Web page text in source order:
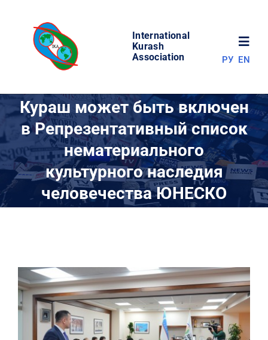
content
International
Kurash
Association
МИР КУРАША
ОБ АССОЦИАЦИИ
СОРЕВНОВАНИЯ
КОНТАКТЫ
РУ EN
Кураш может быть включен
в Репрезентативный список
нематериального
культурного наследия
человечества ЮНЕСКО